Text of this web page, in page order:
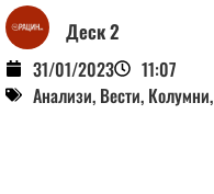
Деск 2
31/01/2023
11:07
Анализи, Вести, Колумни,